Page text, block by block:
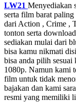
LW21 Menyediakan
serta film barat
dari Action , Crime ,
tonton serta
sediakan mulai dari
bisa kamu nikmati
bisa anda pilih
1080p. Namun kami
film untuk tidak
bajakan dan kami
resmi yang memiliki